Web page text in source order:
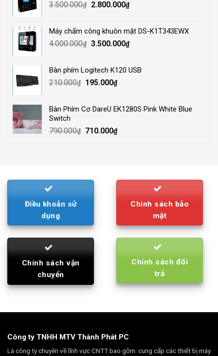
3.500.000₫
Original
3.500.000₫.
2.800.000₫Current
2.800.000₫.
Máy chấm công khuôn mặt DS-K1T343EWX
4.000.000₫ Original
4.000.000₫.
3.500.000₫Current
3.500.000₫.
Bàn phím Logitech K120 USB
210.000₫
Original
210.000₫.
195.000₫Current
195.000₫.
Bàn Phím Cơ DareU EK1280S Pink White Blue
Switch
790.000₫
Original
710.000₫Current
Điều khoản sử
dụng
Chính sách bảo
mật
Chính sách vận
chuyển
Chính sách đổi
trả
Công ty TNHH MTV Thành Phát PC
Là công ty chuyên về lĩnh vực CNTT bao gồm: cung cấp các thiết bị máy